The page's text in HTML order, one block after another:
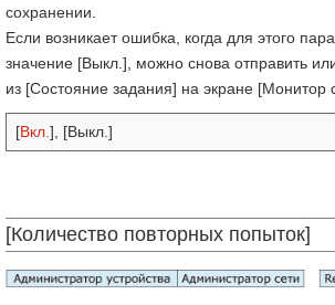
сохранении.
Если возникает ошибка, когда для этого
значение [Выкл.], можно снова отправить
из [Состояние задания] на экране [Монитор
[Вкл. ], [Выкл.]
[Количество повторных попыток]